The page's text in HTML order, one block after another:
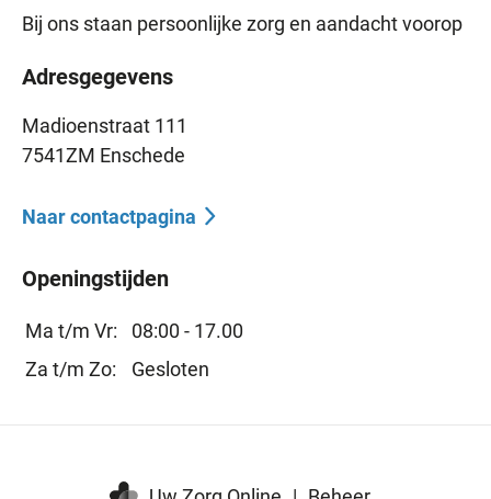
Bij ons staan persoonlijke zorg en aandacht voorop
Adresgegevens
Madioenstraat 111
7541ZM Enschede
Naar contactpagina
Openingstijden
Ma t/m Vr:
08:00 - 17.00
Za t/m Zo:
Gesloten